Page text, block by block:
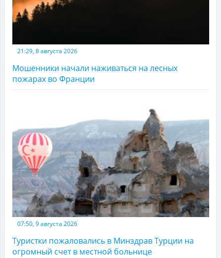
21:29, 8 августа 2026
Мошенники начали наживаться на лесных
пожарах во Франции
07:50, 9 августа 2026
Туристки пожаловались в Минздрав Турции на
огромный счет в местной больнице